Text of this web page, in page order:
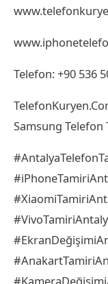
Telefon: +90 536
Samsung